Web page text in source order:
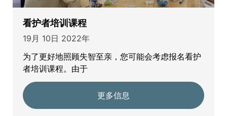
看护者培训课程
19月 10日 2022年
为了更好地照顾失智至亲，您可能会考虑报名看护
者培训课程。由于
更多信息